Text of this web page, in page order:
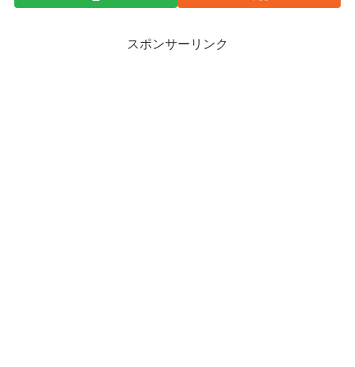
スポンサーリンク